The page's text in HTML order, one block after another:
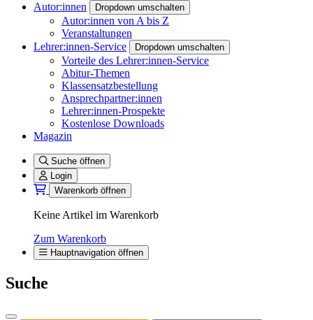
Autor:innen
Dropdown umschalten
Autor:innen von A bis Z
Veranstaltungen
Lehrer:innen-Service
Dropdown umschalten
Vorteile des Lehrer:innen-Service
Abitur-Themen
Klassensatzbestellung
Ansprechpartner:innen
Lehrer:innen-Prospekte
Kostenlose Downloads
Magazin
Suche öffnen
Login
Warenkorb öffnen
Keine Artikel im Warenkorb
Zum Warenkorb
Hauptnavigation öffnen
Suche